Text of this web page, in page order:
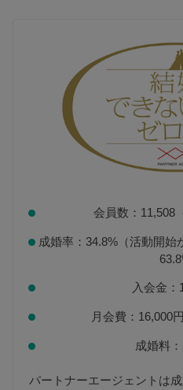
会員数：11,508
成婚率：34.8%（活動開始
入会金：
月会費：16,000
成婚料
パートナーエージェントは